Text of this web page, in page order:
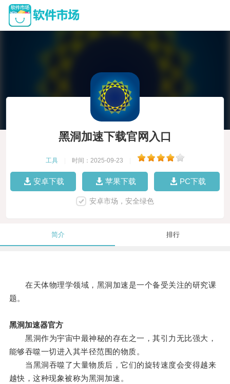
黑洞加速下载官网入口
工具 时间：2025-09-23
安卓下载 苹果下载 PC下载
安卓市场，安全绿色
简介 排行
在天体物理学领域，黑洞加速是一个备受关注的研究课
题。
黑洞加速器官方
黑洞作为宇宙中最神秘的存在之一，其引力无比强大，
能够吞噬一切进入其半径范围的物质。
当黑洞吞噬了大量物质后，它们的旋转速度会变得越来
越快，这种现象被称为黑洞加速。